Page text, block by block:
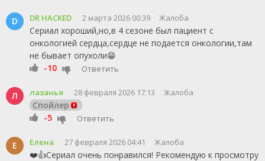
D DR HACKED 2 марта 2026 00:39 Жалоба
Сериал хороший,но,в 4 сезоне был пациент с
онкологией сердца,сердце не подается онкологии,там
не бывает опухоли😁
-10
Ответить
Л лазанья 28 февраля 2026 17:13 Жалоба
Спойлер
-5
Ответить
Е Елена 27 февраля 2026 04:41 Жалоба
❤️👍Сериал очень понравился! Рекомендую к просмотру